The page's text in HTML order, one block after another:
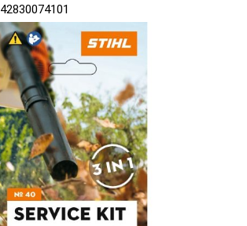
42830074101